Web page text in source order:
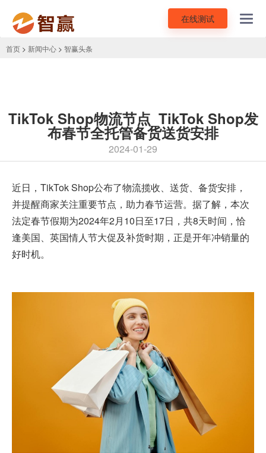
在线测试
首页 > 新闻中心 > 智赢头条
TikTok Shop物流节点_TikTok Shop发
布春节全托管备货送货安排
2024-01-29
近日， TikTok Shop公布了物流揽收、送货、备货安排，
并提醒商家关注重要节点，助力春节运营。据了解，本次
法定春节假期为2024年2月10日至17日，共8天时间，恰
逢美国、英国情人节大促及补货时期，正是开年冲销量的
好时机。